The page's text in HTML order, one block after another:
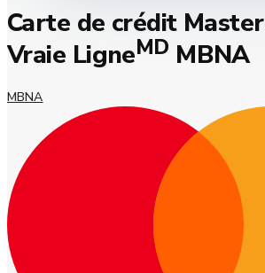
Carte de crédit
Vraie LigneMD MBNA
MBNA